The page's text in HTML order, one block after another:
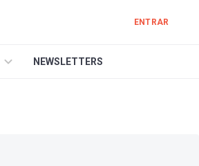
ENTRAR
NEWSLETTERS